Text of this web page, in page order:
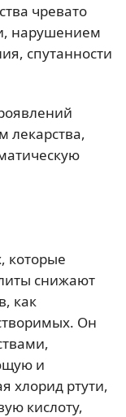
чревато
нарушением
спутанности
лекарства,
которые
снижают
как
Он
и
хлорид ртути,
кислоту,